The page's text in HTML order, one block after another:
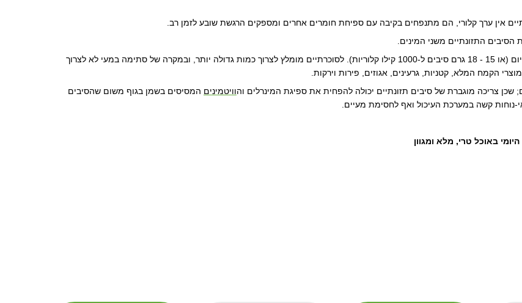
אין ערך קלורי, הם מתנפחים בקיבה עם ספיחת חומרים אחרים ומספקים הרגשת שובע לזמן רב
התזונתיים משני המינים
לאדם מבוגר מומלצת צריכת סיבים תזונתיים של 25 גרם עד 30 גרם ביום (או 15 - 18 גרם סיבים ל-1000 קילו קלוריות). לסוכרתיים מומלץ לצרוך כמות גדולה יותר, ובמקרה של סתימה במעי לא לצרוך
הקמח המלא, קטניות, גרעינים, אגוזים, פירות וירקות
שכן צריכה מוגברת של סיבים תזונתיים יכולה להפחית את ספיגת המינרלים והוויטמינים המסיסים בשמן בגוף משום שהסיבים
נוחות קשה במערכת העיכול ואף לחסימת מעיים
באוכל טרי, מלא ומגוון